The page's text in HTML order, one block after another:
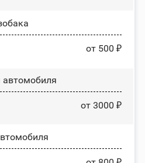
от 500 ₽
автомобиля
от 3000 ₽